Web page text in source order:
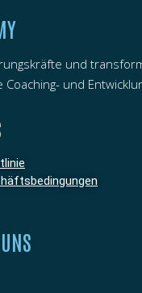
und
Coaching- und